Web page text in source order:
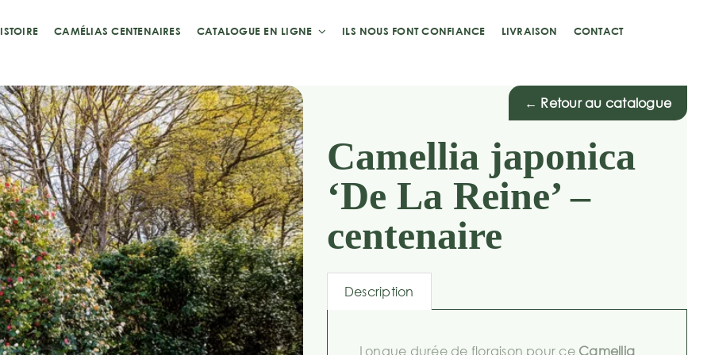
CAMÉLIAS CENTENAIRES CATALOGUE EN LIGNE ILS NOUS FONT CONFIANCE LIVRAISON CONTACT
← Retour au catalogue
Camellia japonica
‘De La Reine’ –
centenaire
Description
Longue durée de floraison pour ce Camellia